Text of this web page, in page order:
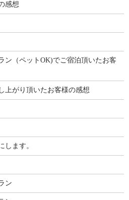
感想
ン（ペットOK)でご宿泊頂いたお客
上がり頂いたお客様の感想
します。
ン